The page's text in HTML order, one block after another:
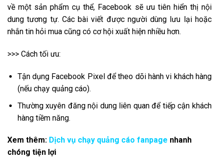
về một sản phẩm cụ thể, Facebook sẽ ưu tiên hiển thị nội
dung tương tự. Các bài viết được người dùng lưu lại hoặc
nhắn tin hỏi mua cũng có cơ hội xuất hiện nhiều hơn.
>>> Cách tối ưu:
Tận dụng Facebook Pixel để theo dõi hành vi khách hàng
(nếu chạy quảng cáo).
Thường xuyên đăng nội dung liên quan để tiếp cận khách
hàng tiềm năng.
Xem thêm: Dịch vụ chạy quảng cáo fanpage nhanh
chóng tiện lợi